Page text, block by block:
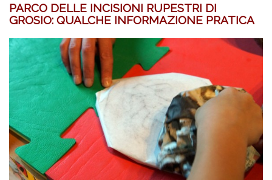
PARCO DELLE INCISIONI RUPESTRI DI
GROSIO: QUALCHE INFORMAZIONE PRATICA